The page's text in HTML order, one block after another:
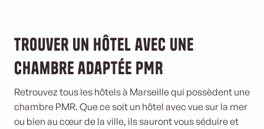
Trouver un hôtel avec une
chambre adaptée PMR
Retrouvez tous les hôtels à Marseille qui possèdent une
chambre PMR. Que ce soit un hôtel avec vue sur la mer
ou bien au cœur de la ville, ils sauront vous séduire et